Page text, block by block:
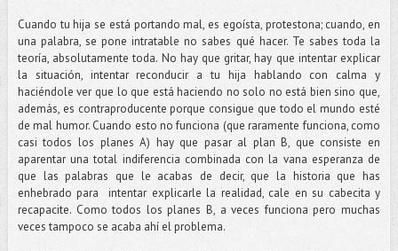
Cuando tu hija se está portando mal, es egoísta, protestona; cuando, en
una palabra, se pone intratable no sabes qué hacer. Te sabes toda la
teoría, absolutamente toda. No hay que gritar, hay que intentar explicar
la situación, intentar reconducir a tu hija hablando con calma y
haciéndole ver que lo que está haciendo no solo no está bien sino que,
además, es contraproducente porque consigue que todo el mundo esté
de mal humor. Cuando esto no funciona (que raramente funciona, como
casi todos los planes A) hay que pasar al plan B, que consiste en
aparentar una total indiferencia combinada con la vana esperanza de
que las palabras que le acabas de decir, que la historia que has
enhebrado para intentar explicarle la realidad, cale en su cabecita y
recapacite. Como todos los planes B, a veces funciona pero muchas
veces tampoco se acaba ahí el problema.